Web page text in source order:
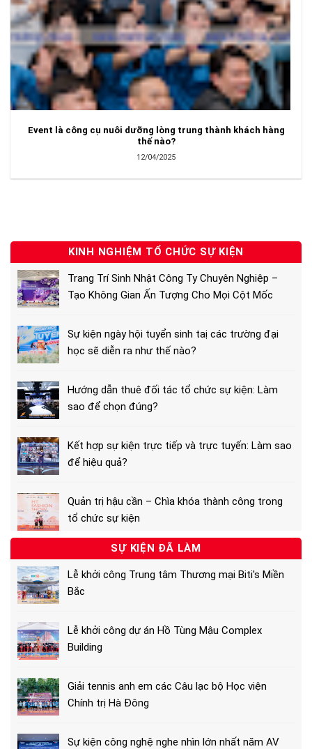
Event là công cụ nuôi dưỡng lòng trung thành khách hàng
thế nào?
12/04/2025
KINH NGHIỆM TỔ CHỨC SỰ KIỆN
Trang Trí Sinh Nhật Công Ty Chuyên Nghiệp –
Tạo Không Gian Ấn Tượng Cho Mọi Cột Mốc
Sự kiện ngày hội tuyển sinh taị các trường đại
học sẽ diễn ra như thế nào?
Hướng dẫn thuê đối tác tổ chức sự kiện: Làm
sao để chọn đúng?
Kết hợp sự kiện trực tiếp và trực tuyến: Làm sao
để hiệu quả?
Quản trị hậu cần – Chìa khóa thành công trong
tổ chức sự kiện
SỰ KIỆN ĐÃ LÀM
Lễ khởi công Trung tâm Thương mại Biti's Miền
Bắc
Lễ khởi công dự án Hồ Tùng Mậu Complex
Building
Giải tennis anh em các Câu lạc bộ Học viện
Chính trị Hà Đông
Sự kiện công nghệ nghe nhìn lớn nhất năm AV